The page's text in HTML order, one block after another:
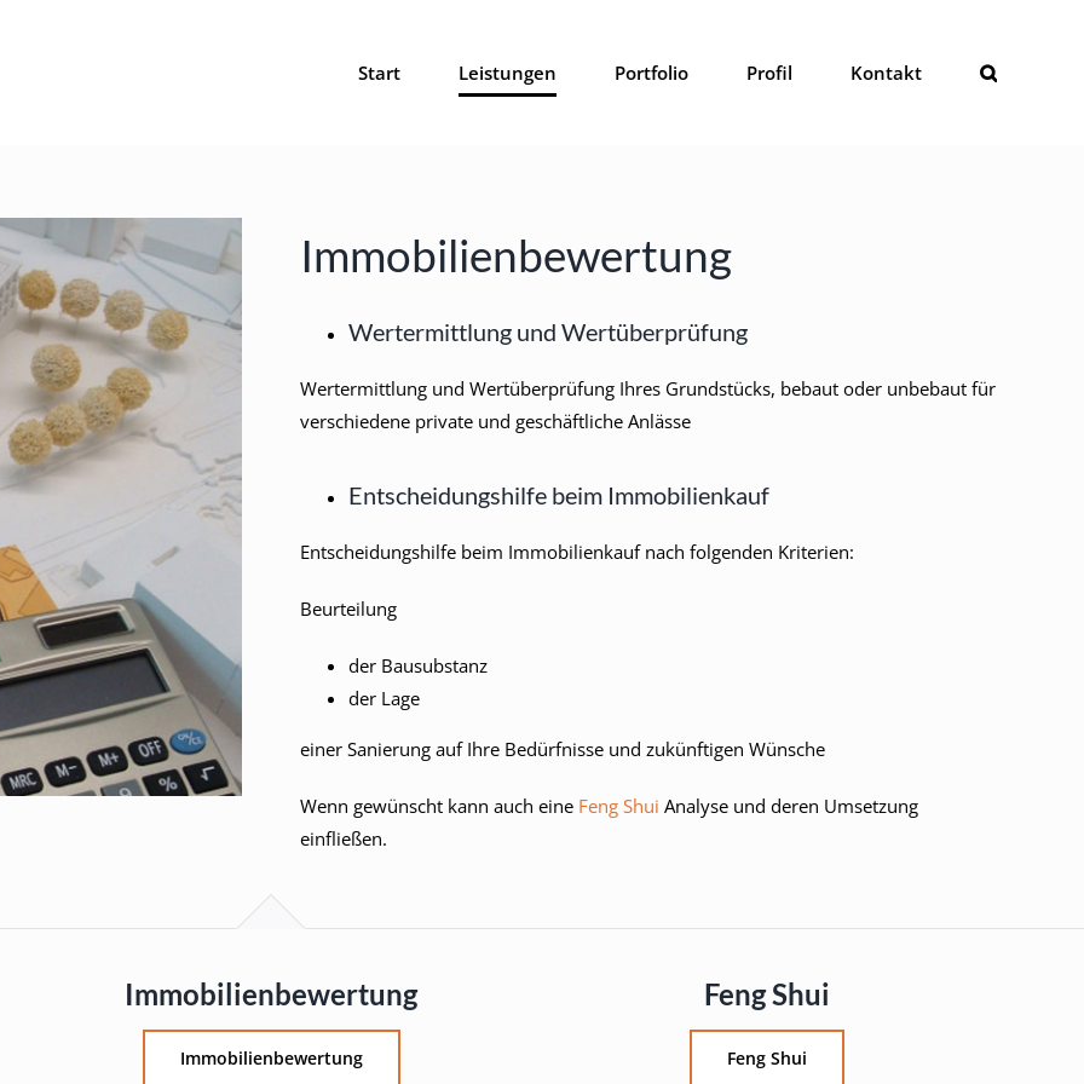
Start Leistungen Portfolio Profil Kontakt
Immobilienbewertung
Wertermittlung und Wertüberprüfung
Wertermittlung und Wertüberprüfung Ihres Grundstücks, bebaut oder unbebaut für
verschiedene private und geschäftliche Anlässe
Entscheidungshilfe beim Immobilienkauf
Entscheidungshilfe beim Immobilienkauf nach folgenden Kriterien:
Beurteilung
der Bausubstanz
der Lage
einer Sanierung auf Ihre Bedürfnisse und zukünftigen Wünsche
Wenn gewünscht kann auch eine Feng Shui Analyse und deren Umsetzung
einfließen.
Immobilienbewertung
Immobilienbewertung
Feng Shui
Feng Shui